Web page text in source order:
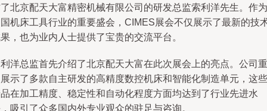
北京配天大富精密机械有限公司的研发总监索利洋先生。作为
机床工具行业的重要盛会，CIMES展会不仅展示了最新的技
，也为业内人士提供了宝贵的交流平台。
洋总监首先介绍了北京配天大富在此次展会上的亮点。公司重
示了多款自主研发的高精度数控机床和智能化制造单元，这些
在加工精度、稳定性和自动化程度方面均达到了行业先进水
吸引了众多国内外专业观众的驻足与咨询。